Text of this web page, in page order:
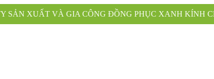
CÔNG ĐỒNG PHỤC XANH KÍNH CHÀO QUÝ KHÁCH